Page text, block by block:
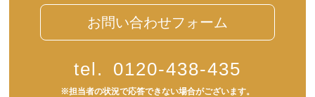
お問い合わせフォーム
tel. 0120-438-435
※担当者の状況で応答できない場合がございます。